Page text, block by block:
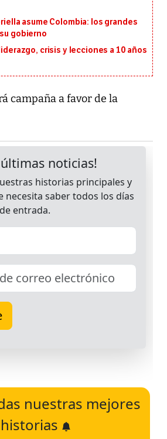
asume Colombia: los grandes
gobierno
crisis y lecciones a 10 años
campaña a favor de la
nuestras mejores
historias